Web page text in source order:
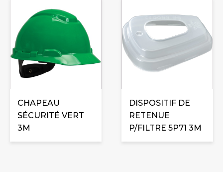
CHAPEAU
SÉCURITÉ VERT
3M
DISPOSITIF DE
RETENUE
P/FILTRE 5P71 3M